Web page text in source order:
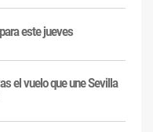
este jueves
el vuelo que une Sevilla